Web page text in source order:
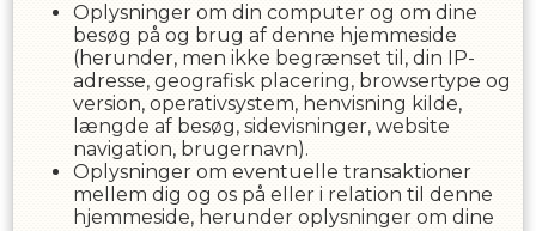
Oplysninger om din computer og om dine
besøg på og brug af denne hjemmeside
(herunder, men ikke begrænset til, din IP-
adresse, geografisk placering, browsertype og
version, operativsystem, henvisning kilde,
længde af besøg, sidevisninger, website
navigation, brugernavn).
Oplysninger om eventuelle transaktioner
mellem dig og os på eller i relation til denne
hjemmeside, herunder oplysninger om dine